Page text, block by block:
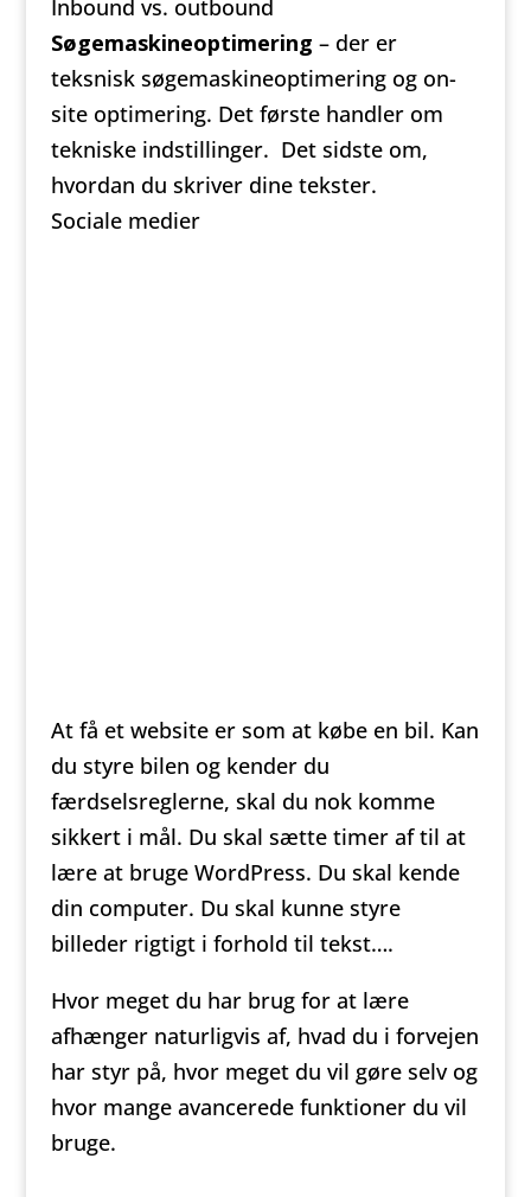
Inbound vs. outbound
Søgemaskineoptimering – der er
teksnisk søgemaskineoptimering og on-
site optimering. Det første handler om
tekniske indstillinger. Det sidste om,
hvordan du skriver dine tekster.
Sociale medier
At få et website er som at købe en bil. Kan
du styre bilen og kender du
færdselsreglerne, skal du nok komme
sikkert i mål. Du skal sætte timer af til at
lære at bruge WordPress. Du skal kende
din computer. Du skal kunne styre
billeder rigtigt i forhold til tekst….
Hvor meget du har brug for at lære
afhænger naturligvis af, hvad du i forvejen
har styr på, hvor meget du vil gøre selv og
hvor mange avancerede funktioner du vil
bruge.